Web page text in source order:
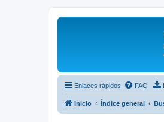
Enlaces rápidos FAQ
Inicio Índice general